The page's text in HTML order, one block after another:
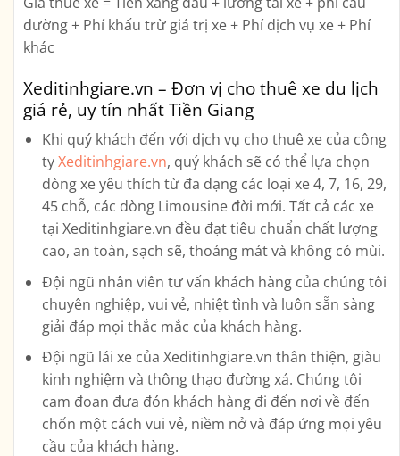
đường + Phí khấu trừ giá trị xe + Phí dịch vụ xe + Phí
khác
Xeditinhgiare.vn – Đơn vị cho thuê xe du lịch
giá rẻ, uy tín nhất Tiền Giang
Khi quý khách đến với dịch vụ cho thuê xe của công
tyXeditinhgiare.vn, quý khách sẽ có thể lựa chọn
dòng xe yêu thích từ đa dạng các loại xe4, 7, 16, 29,
45 chỗ, các dòng Limousine đời mới. Tất cả các xe
tại Xeditinhgiare.vn đều đạt tiêu chuẩn chất lượng
cao, an toàn, sạch sẽ, thoáng mát và không có mùi.
Đội ngũ nhân viên tư vấn khách hàng của chúng tôi
chuyên nghiệp, vui vẻ, nhiệt tình và luôn sẵn sàng
giải đáp mọi thắc mắc của khách hàng.
Đội ngũ lái xe của Xeditinhgiare.vn thân thiện, giàu
kinh nghiệm và thông thạo đường xá. Chúng tôi
cam đoan đưa đón khách hàng đi đến nơi về đến
chốn một cách vui vẻ, niềm nở và đáp ứng mọi yêu
cầu của khách hàng.